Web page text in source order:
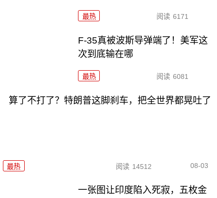
最热 阅读 6171
F-35真被波斯导弹端了！美军这
次到底输在哪
最热 阅读 6081
算了不打了？特朗普这脚刹车，把全世界都晃吐了
最热 阅读 14512 08-03
一张图让印度陷入死寂，五枚金